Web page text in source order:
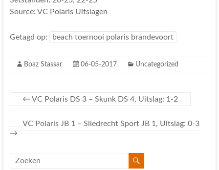
Source: VC Polaris Uitslagen
Getagd op: beach toernooi polaris brandevoort
Boaz Stassar 06-05-2017 Uncategorized
← VC Polaris DS 3 – Skunk DS 4, Uitslag: 1-2
VC Polaris JB 1 – Sliedrecht Sport JB 1, Uitslag: 0-3
→